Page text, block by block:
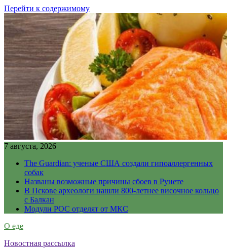
Перейти к содержимому
7 августа, 2026
The Guardian: ученые США создали гипоаллергенных
собак
Названы возможные причины сбоев в Рунете
В Пскове археологи нашли 800-летнее височное кольцо
с Балкан
Модули РОС отделят от МКС
О еде
Новостная рассылка